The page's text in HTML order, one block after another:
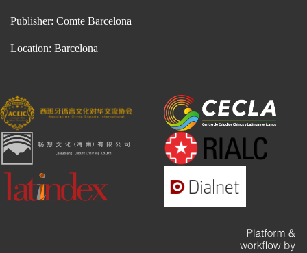
Publisher: Comte Barcelona
Location: Barcelona